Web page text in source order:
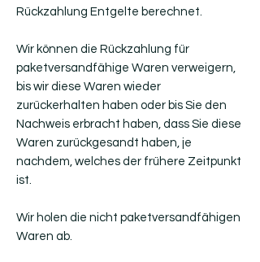
Rückzahlung Entgelte berechnet.
Wir können die Rückzahlung für
paketversandfähige Waren verweigern,
bis wir diese Waren wieder
zurückerhalten haben oder bis Sie den
Nachweis erbracht haben, dass Sie diese
Waren zurückgesandt haben, je
nachdem, welches der frühere Zeitpunkt
ist.
Wir holen die nicht paketversandfähigen
Waren ab.